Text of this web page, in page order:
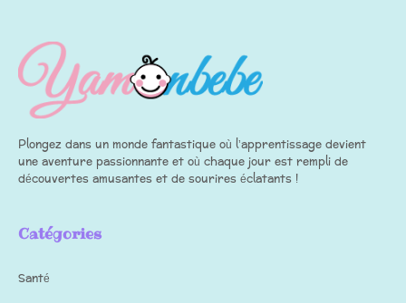
Plongez dans un monde fantastique où l’apprentissage devient
une aventure passionnante et où chaque jour est rempli de
découvertes amusantes et de sourires éclatants !
Catégories
Santé